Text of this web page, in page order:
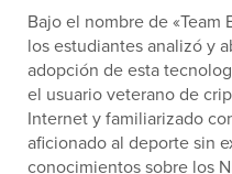
Bajo el nombre de «Team
los estudiantes analizó y
adopción de esta
el usuario veterano de
Internet y familiarizado
aficionado al deporte sin
conocimientos sobre los